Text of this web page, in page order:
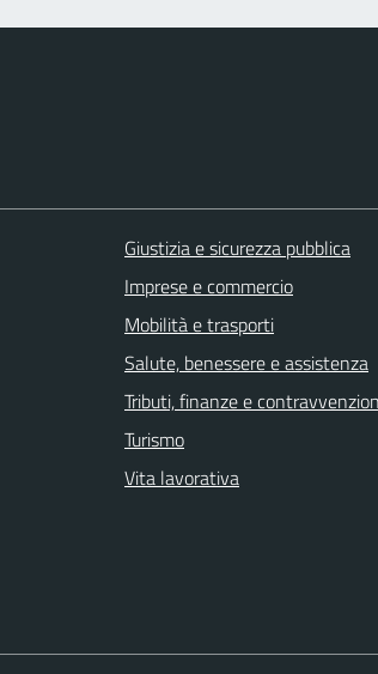
Giustizia e sicurezza pubblica
Imprese e commercio
Mobilità e trasporti
Salute, benessere e assistenza
Tributi, finanze e
Turismo
Vita lavorativa